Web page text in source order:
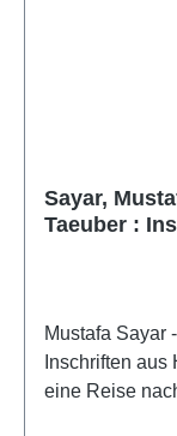
Sayar,
Taeuber :
Mustafa Sayar
Inschriften
eine Reise